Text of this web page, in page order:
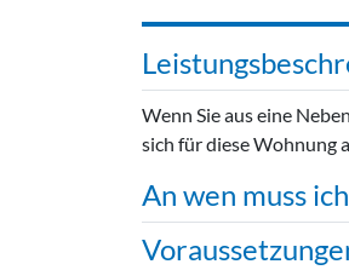
Wenn Sie aus eine
sich für diese Wohnung
An wen muss